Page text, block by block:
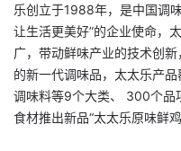
乐创立于1988年，是中国调
让生活更美好”的企业使命，
广，带动鲜味产业的技术创
的新一代调味品，太太乐产
调味料等9个大类、 300个品
食材推出新品“太太乐原味鲜鸡